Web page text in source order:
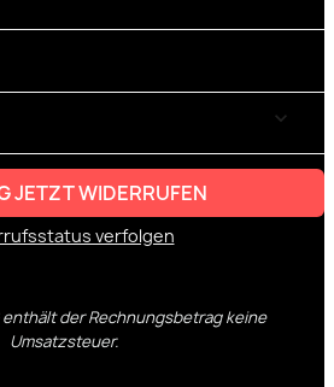
keyboard_arrow_down
JETZT WIDERRUFEN
verfolgen
enthält der Rechnungsbetrag keine
Umsatzsteuer.